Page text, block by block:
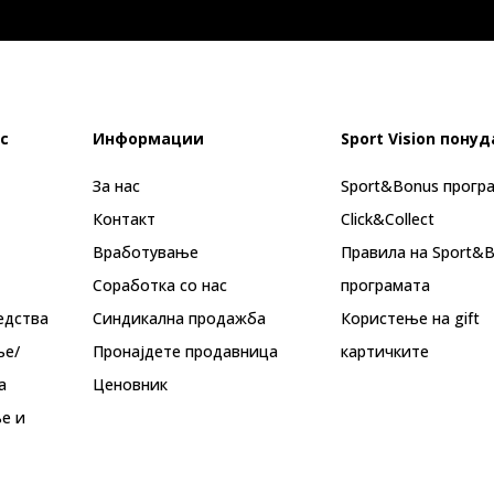
и
Информации
За нас
Контакт
Вработување
Соработка со нас
Синдикална продажба
Пронајдете продавница
Ценовник
Sport Vision
Sport&Bonus
Click&Collect
Правила на
програмата
Користење на gift
картичките